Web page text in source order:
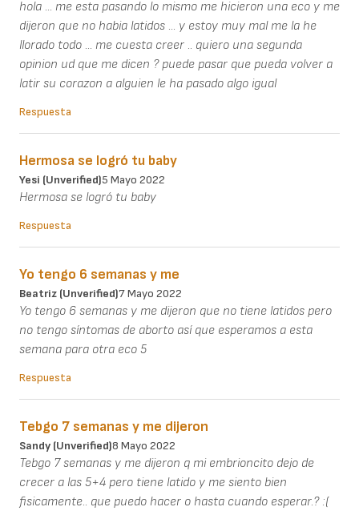
hola ... me esta pasando lo mismo me hicieron una eco y me
dijeron que no habia latidos ... y estoy muy mal me la he
llorado todo ... me cuesta creer .. quiero una segunda
opinion ud que me dicen ? puede pasar que pueda volver a
latir su corazon a alguien le ha pasado algo igual
Respuesta
Hermosa se logró tu baby
Yesi (unverified)5 Mayo 2022
Hermosa se logró tu baby
Respuesta
Yo tengo 6 semanas y me
Beatriz (unverified)7 Mayo 2022
Yo tengo 6 semanas y me dijeron que no tiene latidos pero
no tengo síntomas de aborto así que esperamos a esta
semana para otra eco 5
Respuesta
Tebgo 7 semanas y me dijeron
Sandy (unverified)8 Mayo 2022
Tebgo 7 semanas y me dijeron q mi embrioncito dejo de
crecer a las 5+4 pero tiene latido y me siento bien
fisicamente.. que puedo hacer o hasta cuando esperar.? :(